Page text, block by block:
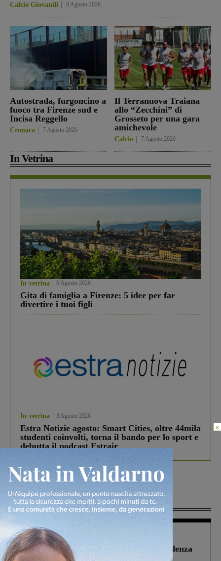
Calcio Giovanili 8 Agosto 2026
Autostrada, furgoncino a
fuoco tra Firenze sud e
Incisa Reggello
Cronaca 7 Agosto 2026
Il Terranuova Traiana
allo “Zecchini” di
Grosseto per una gara
amichevole
Calcio 7 Agosto 2026
In Vetrina
In vetrina 6 Agosto 2026
Gita di famiglia a Firenze: 5 idee per far
divertire i tuoi figli
In vetrina 3 Agosto 2026
Estra Notizie agosto: Smart Cities, oltre 44mila
studenti coinvolti, torna il bando per lo sport e
debutta il podcast Estrair
Più lette
Figline Incisa Valdarno 1 Agosto 2026
Piscina di Figline finanziata oltre la scadenza
Pnrr, il gruppo di Fratelli d’Italia: “Un
×